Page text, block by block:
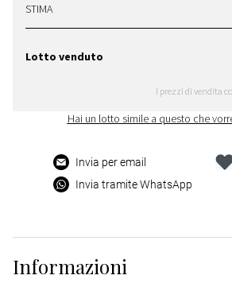
STIMA
Lotto venduto
I prezzi di vendita
Hai un lotto simile a questo che
Invia per email
Invia tramite WhatsApp
Informazioni